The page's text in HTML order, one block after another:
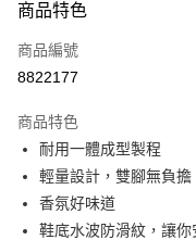
信用卡一次付款
超商取貨付款
Apple Pay
街口支付
悠遊付
商品特色
商品編號
8822177
商品特色
耐用一體成型製程
輕量設計，雙腳無負擔
香氛好味道
鞋底水波防滑紋，讓